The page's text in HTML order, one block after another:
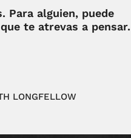
Para alguien, puede
te atrevas a pensar.
LONGFELLOW